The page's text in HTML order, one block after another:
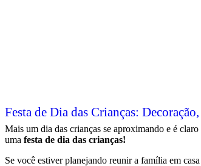
Festa de Dia das Crianças:
Mais um dia das crianças se aproximando e é
uma festa de dia das crianças!
Se você estiver planejando reunir a família em